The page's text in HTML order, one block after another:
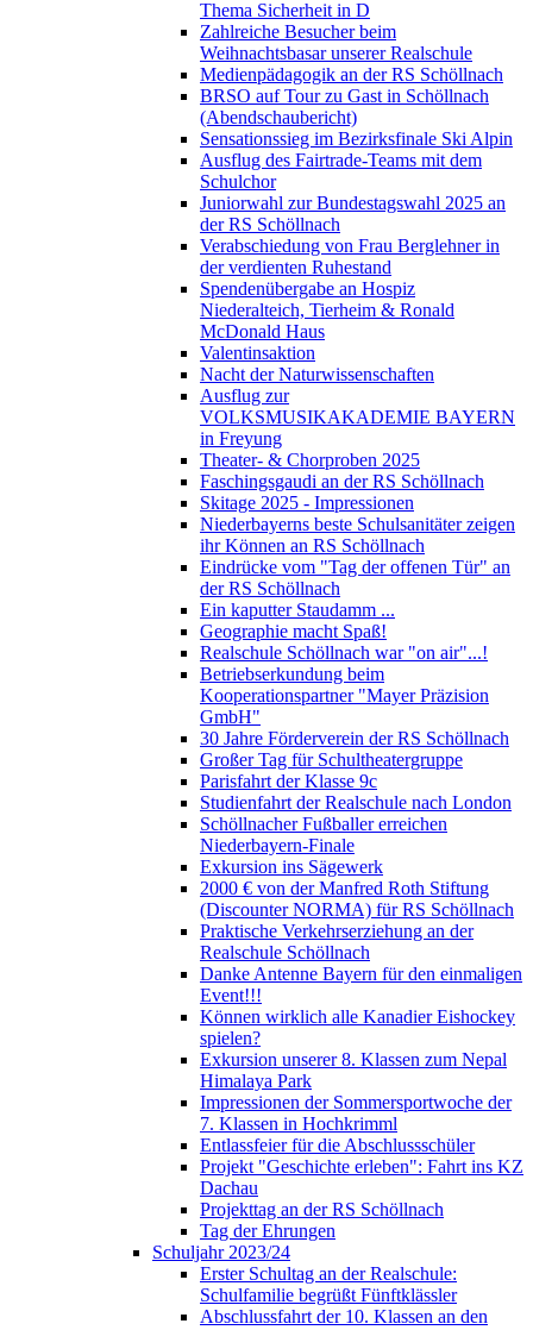
Thema Sicherheit in D
Zahlreiche Besucher beim
Weihnachtsbasar unserer Realschule
Medienpädagogik an der RS Schöllnach
BRSO auf Tour zu Gast in Schöllnach
(Abendschaubericht)
Sensationssieg im Bezirksfinale Ski Alpin
Ausflug des Fairtrade-Teams mit dem
Schulchor
Juniorwahl zur Bundestagswahl 2025 an
der RS Schöllnach
Verabschiedung von Frau Berglehner in
der verdienten Ruhestand
Spendenübergabe an Hospiz
Niederalteich, Tierheim & Ronald
McDonald Haus
Valentinsaktion
Nacht der Naturwissenschaften
Ausflug zur
VOLKSMUSIKAKADEMIE BAYERN
in Freyung
Theater- & Chorproben 2025
Faschingsgaudi an der RS Schöllnach
Skitage 2025 - Impressionen
Niederbayerns beste Schulsanitäter zeigen
ihr Können an RS Schöllnach
Eindrücke vom "Tag der offenen Tür" an
der RS Schöllnach
Ein kaputter Staudamm ...
Geographie macht Spaß!
Realschule Schöllnach war "on air"...!
Betriebserkundung beim
Kooperationspartner "Mayer Präzision
GmbH"
30 Jahre Förderverein der RS Schöllnach
Großer Tag für Schultheatergruppe
Parisfahrt der Klasse 9c
Studienfahrt der Realschule nach London
Schöllnacher Fußballer erreichen
Niederbayern-Finale
Exkursion ins Sägewerk
2000 € von der Manfred Roth Stiftung
(Discounter NORMA) für RS Schöllnach
Praktische Verkehrserziehung an der
Realschule Schöllnach
Danke Antenne Bayern für den einmaligen
Event!!!
Können wirklich alle Kanadier Eishockey
spielen?
Exkursion unserer 8. Klassen zum Nepal
Himalaya Park
Impressionen der Sommersportwoche der
7. Klassen in Hochkrimml
Entlassfeier für die Abschlussschüler
Projekt "Geschichte erleben": Fahrt ins KZ
Dachau
Projekttag an der RS Schöllnach
Tag der Ehrungen
Schuljahr 2023/24
Erster Schultag an der Realschule:
Schulfamilie begrüßt Fünftklässler
Abschlussfahrt der 10. Klassen an den